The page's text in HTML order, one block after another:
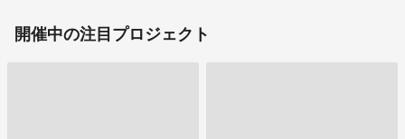
開催中の注目プロジェクト